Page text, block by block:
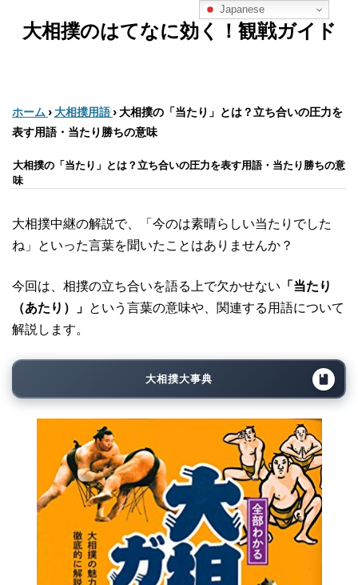
大相撲のはてなに効く！観戦ガイド
ホーム › 大相撲用語 ›大相撲の「当たり」とは？立ち合いの圧力を
表す用語・当たり勝ちの意味
大相撲の「当たり」とは？立ち合いの圧力を表す用語・当たり勝ちの意
味
大相撲中継の解説で、「今のは素晴らしい当たりでした
ね」といった言葉を聞いたことはありませんか？
今回は、相撲の立ち合いを語る上で欠かせない 「当たり
（あたり）」 という言葉の意味や、関連する用語について
解説します。
大相撲大事典
Japanese